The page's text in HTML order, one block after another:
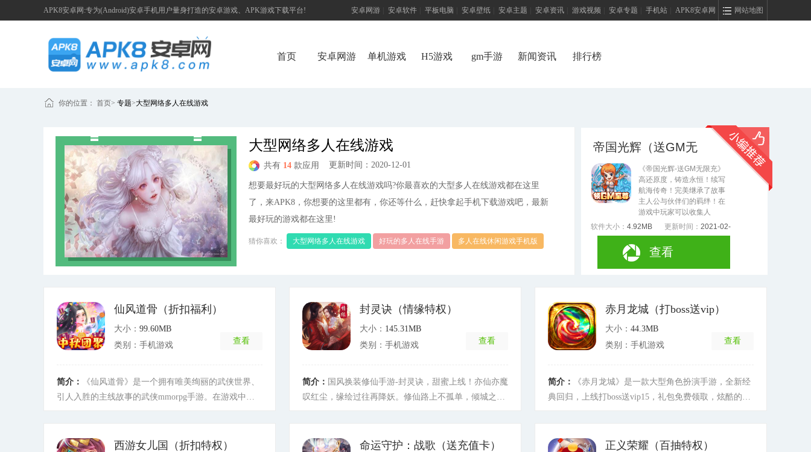
APK8安卓网:专为(Android)安卓手机用户量身打造的安卓游戏、APK游戏下载平台! 网站地图
安卓网游 安卓软件 平板电脑 安卓壁纸 安卓主题 安卓资讯 游戏视频 安卓专题 手机站 APK8安卓网
首页 安卓网游 单机游戏 H5游戏 gm手游 新闻资讯 排行榜
你的位置： 首页> 专题>大型网络多人在线游戏
大型网络多人在线游戏
共有 14 款应用 更新时间：2020-12-01
想要最好玩的大型网络多人在线游戏吗?你最喜欢的大型多人在线游戏都在这里
了，来APK8，你想要的这里都有，你还等什么，赶快拿起手机下载游戏吧，最新
最好玩的游戏都在这里!
猜你喜欢： 大型网络多人在线游戏 好玩的多人在线手游 多人在线休闲游戏手机版
帝国光辉（送GM无
限充）
《帝国光辉-送GM无限充》
高还原度，铸造永恒！续写
航海传奇！完美继承了故事
主人公与伙伴们的羁绊！在
游戏中玩家可以收集人
软件大小： 4.92MB 更新时间： 2021-02-
08
查看
仙风道骨（折扣福利）
大小： 99.60MB
类别：手机游戏
查看
简介：
《仙风道骨》是一个拥有唯美绚丽的武侠世界、
引人入胜的主线故事的武侠mmorpg手游。在游戏中你
的即时系统，结识与你同路的侠侣，一起来书写属于你
封灵诀（情缘特权）
大小： 145.31MB
类别：手机游戏
查看
简介： 国风换装修仙手游-封灵诀，甜蜜上线！亦仙亦魔
叹红尘，缘绘过往再降妖。修仙路上不孤单，倾城之恋
择，更有婚恋系统助花前月下更体验脉脉情深。无论游
赤月龙城（打boss送vip）
大小： 44.3MB
类别：手机游戏
查看
简介：
《赤月龙城》是一款大型角色扮演手游，全新经
典回归，上线打boss送vip15，礼包免费领取，炫酷的套
西游女儿国（折扣特权） 命运守护：战歌（送充值卡） 正义荣耀（百抽特权）